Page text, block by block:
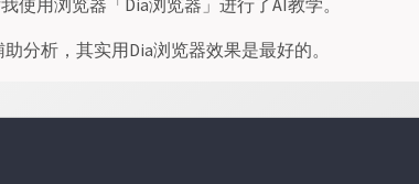
使用浏览器「Dia浏览器」进行了AI教学。
分析，其实用Dia浏览器效果是最好的。